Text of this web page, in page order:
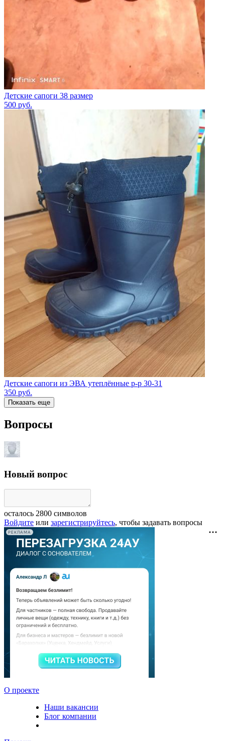
Детские сапоги 38 размер
500 руб.
Детские сапоги из ЭВА утеплённые р-р 30-31
350 руб.
Показать еще
Вопросы
Новый вопрос
осталось 2800 символов
Войдите или зарегистрируйтесь, чтобы задавать вопросы
РЕКЛАМА
О проекте
Наши вакансии
Блог компании